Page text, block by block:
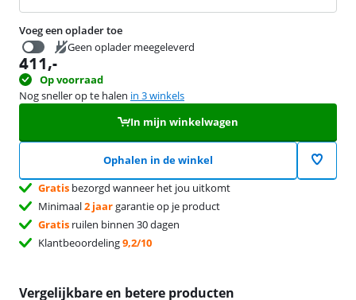
Voeg een oplader toe
Geen oplader meegeleverd
411,-
Op voorraad
Nog sneller op te halen in 3 winkels
In mijn winkelwagen
Ophalen in de winkel
Gratis bezorgd wanneer het jou uitkomt
Minimaal2 jaargarantie op je product
Gratis ruilen binnen 30 dagen
Klantbeoordeling9,2/10
Vergelijkbare en betere producten